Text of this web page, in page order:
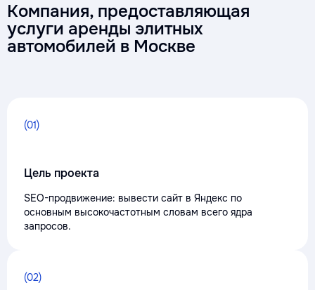
Компания, предоставляющая
услуги аренды элитных
автомобилей в Москве
(01)
Цель проекта
SEO-продвижение: вывести сайт в Яндекс по
основным высокочастотным словам всего ядра
запросов.
(02)